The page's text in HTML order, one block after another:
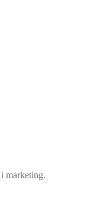
marketing.